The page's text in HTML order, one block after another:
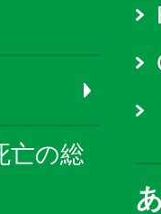
亡の総